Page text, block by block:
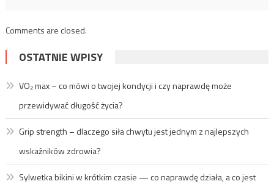
Comments are closed.
OSTATNIE WPISY
VO₂ max – co mówi o twojej kondycji i czy naprawdę może
przewidywać długość życia?
Grip strength – dlaczego siła chwytu jest jednym z najlepszych
wskaźników zdrowia?
Sylwetka bikini w krótkim czasie — co naprawdę działa, a co jest